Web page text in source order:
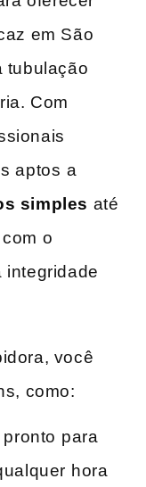
em São
tubulação
Com
aptos⁣ a
simples até
o
integridade
você⁤
como:
⁣pronto⁣ para
hora